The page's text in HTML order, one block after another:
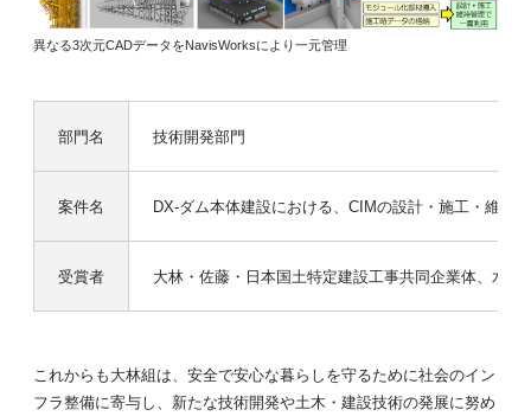
異なる3次元CADデータをNavisWorksにより一元管理
部門名 技術開発部門
案件名 DX-ダム本体建設における、CIMの設計・施工・維持
受賞者 大林・佐藤・日本国土特定建設工事共同企業体、水
これからも大林組は、安全で安心な暮らしを守るために社会のイン
フラ整備に寄与し、新たな技術開発や土木・建設技術の発展に努め